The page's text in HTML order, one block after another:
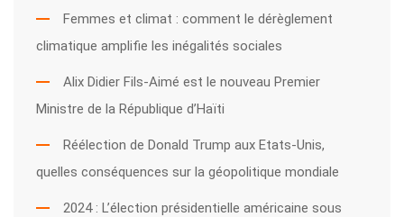
Femmes et climat : comment le dérèglement
climatique amplifie les inégalités sociales
Alix Didier Fils-Aimé est le nouveau Premier
Ministre de la République d’Haïti
Réélection de Donald Trump aux Etats-Unis,
quelles conséquences sur la géopolitique mondiale
2024 : L’élection présidentielle américaine sous